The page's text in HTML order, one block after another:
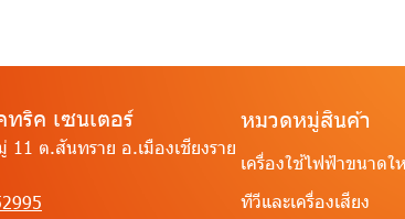
ริค เซนเตอร์
11 ต.สันทราย อ.เมืองเชียงราย
หมวดหมู่สินค้า
เครื่องใช้ไฟฟ้าขนาด
ทีวีและเครื่องเสียง